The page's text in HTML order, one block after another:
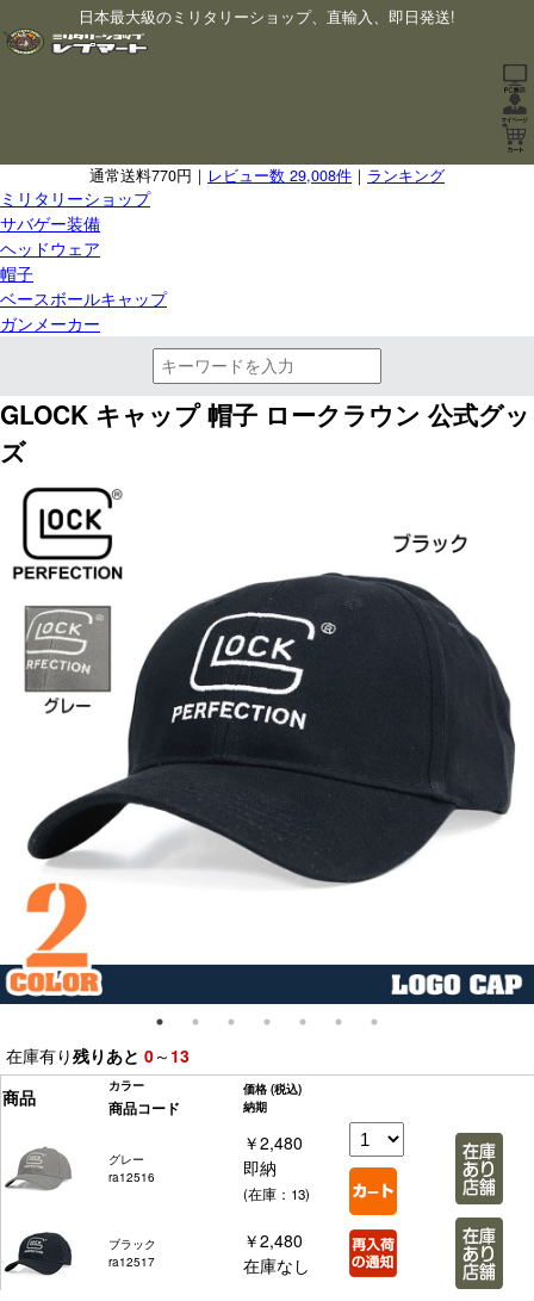
日本最大級のミリタリーショップ、直輸入、即日発送!
通常送料770円｜ レビュー数 29,008件 ｜ ランキング
ミリタリーショップ
サバゲー装備
ヘッドウェア
帽子
ベースボールキャップ
ガンメーカー
GLOCK キャップ 帽子 ロークラウン 公式グッ
ズ
在庫有り残りあと 0～ 13
商品
カラー
商品コード
価格 (税込)
納期
グレー
ra12516
￥2,480
即納
(在庫：13)
ブラック
ra12517
￥2,480
在庫なし